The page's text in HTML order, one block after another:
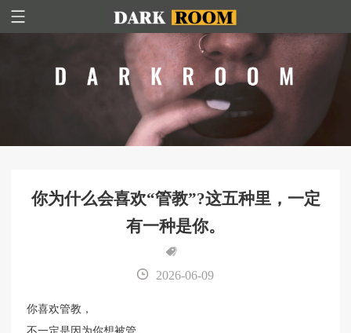
你为什么会喜欢“管教”?这五种里，一定
有一种是你。
2026-06-09
你喜欢管教，